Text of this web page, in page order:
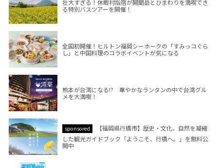
壮大すぎる！休暇村指宿が開聞岳とひまわりを満喫でき
る特別バスツアーを開催！
全国初開催！ヒルトン福岡シーホークの「すみっコぐら
し」と中国料理のコラボイベントが気になる
熊本が台湾になる!? 華やかなランタンの中で台湾グル
メを大満喫！
sponsored
【福岡県行橋市】歴史・文化、自然を凝縮
した観光ガイドブック「ようこそ、行橋へ。」を無料公
開中